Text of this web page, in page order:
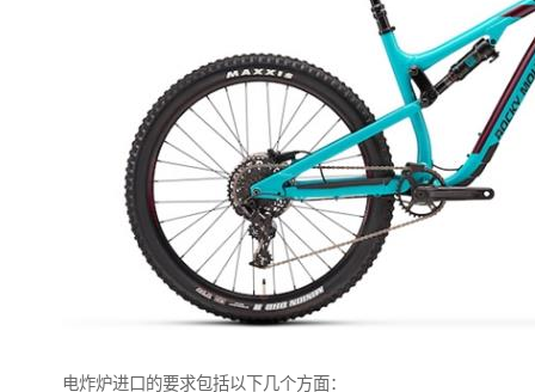
电炸炉进口的要求包括以下几个方面：